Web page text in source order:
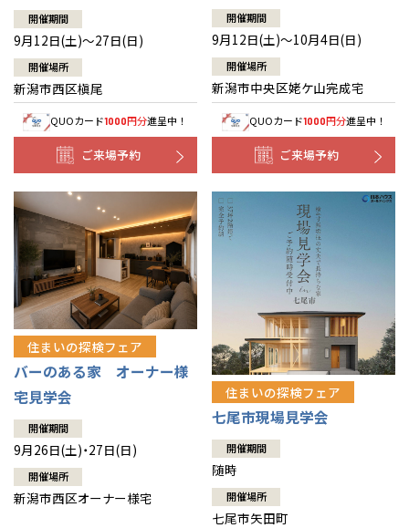
開催期間
9月12日(土)～27日(日)
開催場所
新潟市西区槇尾
QUOカード1000円分進呈中！
ご来場予約
開催期間
9月12日(土)～10月4日(日)
開催場所
新潟市中央区姥ケ山完成宅
QUOカード1000円分進呈中！
ご来場予約
住まいの探検フェア
バーのある家 オーナー様
宅見学会
開催期間
9月26日(土)・27日(日)
開催場所
新潟市西区オーナー様宅
住まいの探検フェア
七尾市現場見学会
開催期間
随時
開催場所
七尾市矢田町